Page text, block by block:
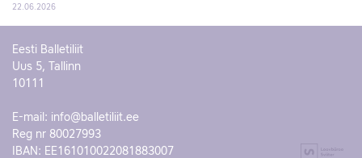
22.06.2026
Eesti Balletiliit
Uus 5, Tallinn
10111
E-mail: info@balletiliit.ee
Reg nr 80027993
IBAN: EE161010022081883007